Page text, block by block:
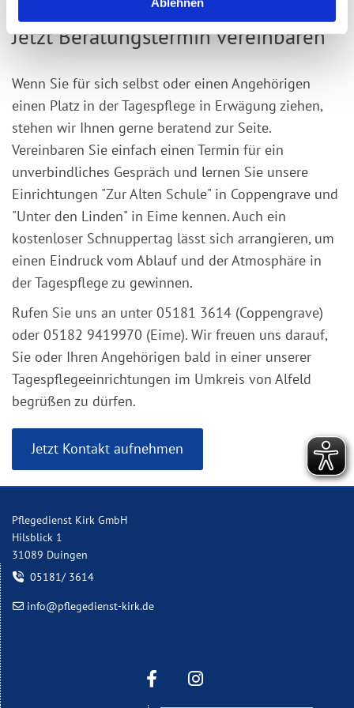
Tagespflege in der Nähe von Alfeld -
Jetzt Beratungstermin vereinbaren
Wenn Sie für sich selbst oder einen Angehörigen
einen Platz in der Tagespflege in Erwägung ziehen,
stehen wir Ihnen gerne beratend zur Seite.
Vereinbaren Sie einfach einen Termin für ein
unverbindliches Gespräch und lernen Sie unsere
Einrichtungen "Zur Alten Schule" in Coppengrave und
"Unter den Linden" in Eime kennen. Auch ein
kostenloser Schnuppertag lässt sich arrangieren, um
einen Eindruck vom Ablauf und der Atmosphäre in
der Tagespflege zu gewinnen.
Rufen Sie uns an unter 05181 3614 (Coppengrave)
oder 05182 9419970 (Eime). Wir freuen uns darauf,
Sie oder Ihren Angehörigen bald in einer unserer
Tagespflegeeinrichtungen im Umkreis von Alfeld
begrüßen zu dürfen.
Jetzt Kontakt aufnehmen
Pflegedienst Kirk GmbH
Hilsblick 1
31089 Duingen
 05181/ 3614
 info@pflegedienst-kirk.de